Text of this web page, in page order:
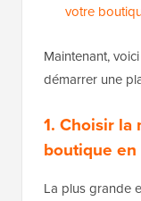
votre
Maintenant,
démarrer une
1. Choisir
boutique
La plus grande